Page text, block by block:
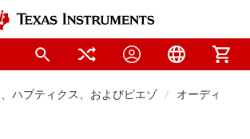
ハプティクス、およびピエゾ オーディオ コ